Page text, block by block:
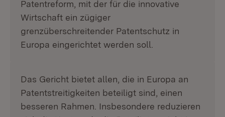
Patentreform, mit der für die innovative
Wirtschaft ein zügiger
grenzüberschreitender Patentschutz in
Europa eingerichtet werden soll.
Das Gericht bietet allen, die in Europa an
Patentstreitigkeiten beteiligt sind, einen
besseren Rahmen. Insbesondere reduzieren